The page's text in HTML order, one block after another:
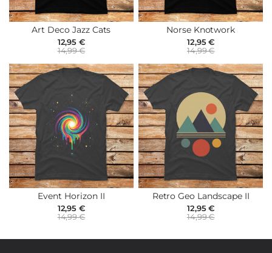
Art Deco Jazz Cats
12,95 €
14,99 €
Norse Knotwork
12,95 €
14,99 €
Event Horizon II
12,95 €
14,99 €
Retro Geo Landscape II
12,95 €
14,99 €